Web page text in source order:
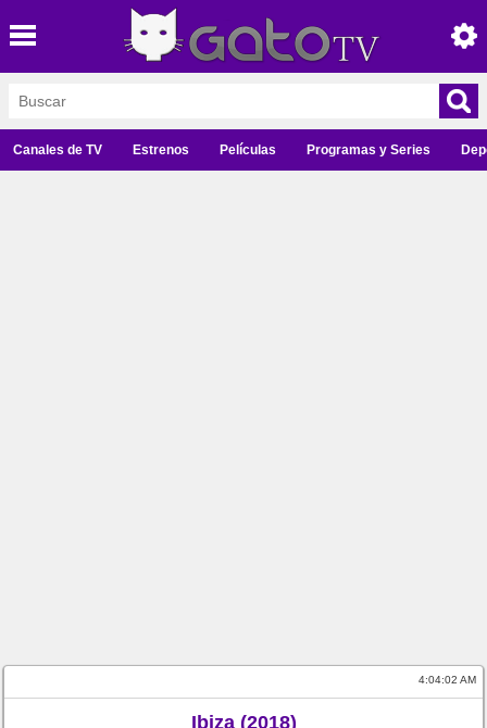
Canales de TV Estrenos Películas Programas y Series
4:04:02 AM
Ibiza (2018)